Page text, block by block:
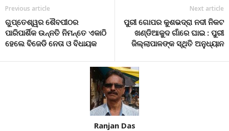
Previous article
ଗୁପ୍ତେଶ୍ୱର ଶୈବପୀଠର
ପାରିପାର୍ଶିକ ଉନ୍ନତି ନିମନ୍ତେ ଏକାଠି
ହେଲେ ବିଜେଡି ନେତା ଓ ବିଧାୟକ
Next article
ପୁରୀ ଗୋପର କୁଶଭଦ୍ରା ନଦୀ ନିକଟ
ଖଣ୍ଡିଆକୁଦ ଗାଁରେ ଘାଇ : ପୁରୀ
ଜିଲ୍ଲାପାଳଙ୍କ ସ୍ଥିତି ଅନୁଧ୍ୟାନ
Ranjan Das